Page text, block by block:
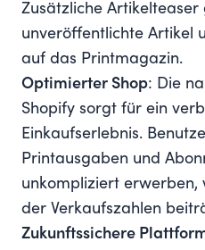
Zusätzliche Artikelteaser
unveröffentlichte Artikel
auf das Printmagazin.
Optimierter Shop: Die
Shopify sorgt für ein
Einkaufserlebnis.
Printausgaben und
unkompliziert erwerben,
der Verkaufszahlen
Zukunftssichere